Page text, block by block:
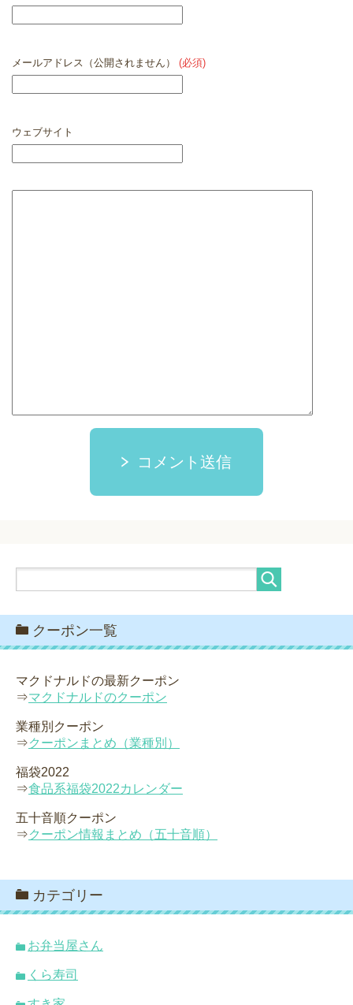
メールアドレス（公開されません） (必須)
ウェブサイト
コメント送信
クーポン一覧
マクドナルドの最新クーポン
⇒マクドナルドのクーポン
業種別クーポン
⇒クーポンまとめ（業種別）
福袋2022
⇒食品系福袋2022カレンダー
五十音順クーポン
⇒クーポン情報まとめ（五十音順）
カテゴリー
お弁当屋さん
くら寿司